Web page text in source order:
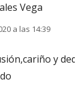
Vega
a las 14:39
y